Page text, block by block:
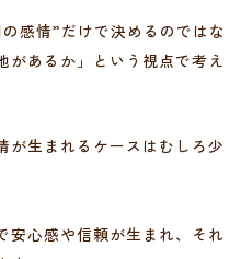
感情”だけで決めるのではな
があるか」という視点で考え
が生まれるケースはむしろ少
安心感や信頼が生まれ、それ